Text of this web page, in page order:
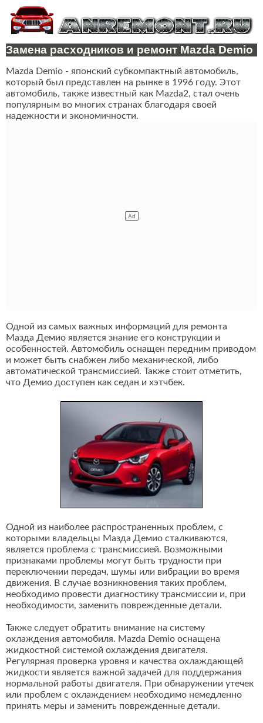
Замена расходников и ремонт Mazda Demio
Mazda Demio - японский субкомпактный автомобиль,
который был представлен на рынке в 1996 году. Этот
автомобиль, также известный как Mazda2, стал очень
популярным во многих странах благодаря своей
надежности и экономичности.
Одной из самых важных информаций для ремонта
Мазда Демио является знание его конструкции и
особенностей. Автомобиль оснащен передним приводом
и может быть снабжен либо механической, либо
автоматической трансмиссией. Также стоит отметить,
что Демио доступен как седан и хэтчбек.
Одной из наиболее распространенных проблем, с
которыми владельцы Мазда Демио сталкиваются,
является проблема с трансмиссией. Возможными
признаками проблемы могут быть трудности при
переключении передач, шумы или вибрации во время
движения. В случае возникновения таких проблем,
необходимо провести диагностику трансмиссии и, при
необходимости, заменить поврежденные детали.
Также следует обратить внимание на систему
охлаждения автомобиля. Mazda Demio оснащена
жидкостной системой охлаждения двигателя.
Регулярная проверка уровня и качества охлаждающей
жидкости является важной задачей для поддержания
нормальной работы двигателя. При обнаружении утечек
или проблем с охлаждением необходимо немедленно
принять меры и заменить поврежденные детали.